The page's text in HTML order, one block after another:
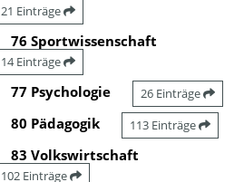
21 Einträge
76 Sportwissenschaft
14 Einträge
77 Psychologie 26 Einträge
80 Pädagogik 113 Einträge
83 Volkswirtschaft
102 Einträge